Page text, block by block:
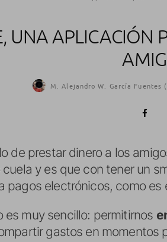
UNA APLICACIÓN
M. Alejandro W. García Fuentes
de prestar dinero a los
y es que con tener un
pagos electrónicos, como
es muy sencillo: permitirnos
gastos en momentos